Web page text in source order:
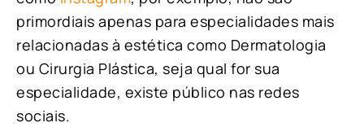
primordiais apenas para especialidades mais
relacionadas à estética como Dermatologia
ou Cirurgia Plástica, seja qual for sua
especialidade, existe público nas redes
sociais.